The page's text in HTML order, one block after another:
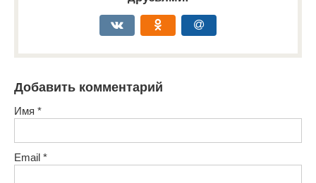
Добавить комментарий
Имя *
Email *